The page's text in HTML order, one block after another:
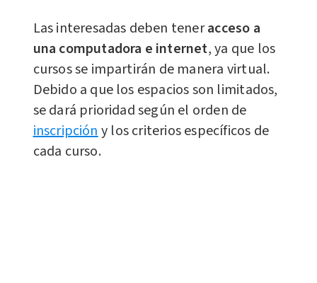
Las interesadas deben teneracceso a
una computadora e internet, ya que los
cursos se impartirán de manera virtual.
Debido a que los espacios son limitados,
se dará prioridad según el orden de
inscripción y los criterios específicos de
cada curso.